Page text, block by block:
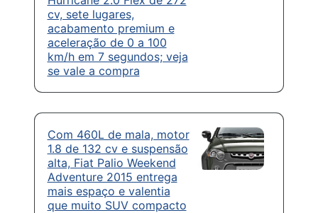
cv, sete lugares,
acabamento premium e
aceleração de 0 a 100
km/h em 7 segundos; veja
se vale a compra
Com 460L de mala, motor
1.8 de 132 cv e suspensão
alta, Fiat Palio Weekend
Adventure 2015 entrega
mais espaço e valentia
que muito SUV compacto